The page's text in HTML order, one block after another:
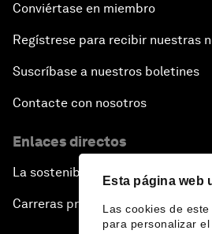
Esta página web
Las cookies de
para personalizar
Conviértase en miembro
Regístrese para recibir nuestras
Suscríbase a nuestros boletines
Contacte con nosotros
Enlaces directos
La sostenibilidad en el Foro
Carreras profesionales